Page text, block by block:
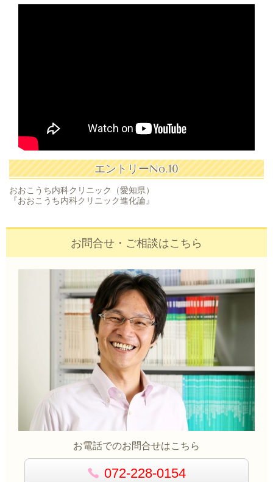
エントリーNo.10
おおこうち内科クリニック（愛知県）
『おおこうち内科クリニック進化論』
お問合せ・ご相談はこちら
お電話でのお問合せはこちら
072-228-0154